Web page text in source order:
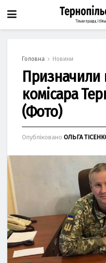
Головна Новини
Призначили
комісара
(Фото)
Опубліковано ОЛЬГА